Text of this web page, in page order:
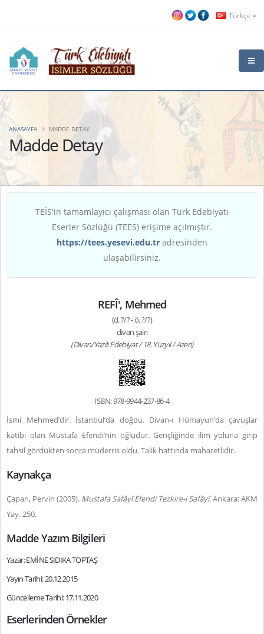
Türkçe
Madde Detay
ANASAYFA MADDE DETAY
TEİS'in tamamlayıcı çalışması olan Türk Edebiyatı
Eserler Sözlüğü (TEES) erişime açılmıştır.
https://tees.yesevi.edu.tr adresinden
ulaşabilirsiniz.
REFÎ', Mehmed
(d. ?/? - ö. ?/?)
divan şairi
(Divan/Yazılı Edebiyat / 18. Yüzyıl / Azeri)
ISBN: 978-9944-237-86-4
İsmi Mehmed’dir. İstanbul’da doğdu. Divan-ı Hümayun’da çavuşlar
katibi olan Mustafa Efendi’nin oğludur. Gençliğinde ilim yoluna girip
tahsil gördükten sonra müderris oldu. Talik hattında maharetlidir.
Kaynakça
Çapan, Pervin (2005). Mustafa Safâyî Efendi Tezkire-i Safâyî.Ankara: AKM
Yay. 250.
Madde Yazım Bilgileri
Yazar: EMİNE SIDIKA TOPTAŞ
Yayın Tarihi: 20.12.2015
Güncelleme Tarihi: 17.11.2020
Eserlerinden Örnekler